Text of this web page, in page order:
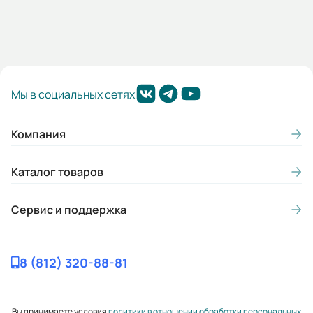
Частота вращения
электродвигателя n, об/мин:
более (NPSHR):
Гарантия, лет:
Срок службы, лет:
Мы в социальных сетях
Компания
Каталог товаров
Сервис и поддержка
8 (812) 320-88-81